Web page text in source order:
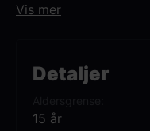
Detaljer
15 år
overtalt til å
raskt til en fan-
Vis mer